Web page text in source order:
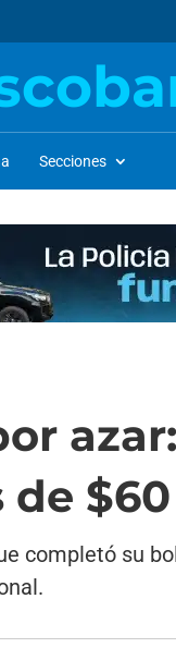
Secciones
de
completó su